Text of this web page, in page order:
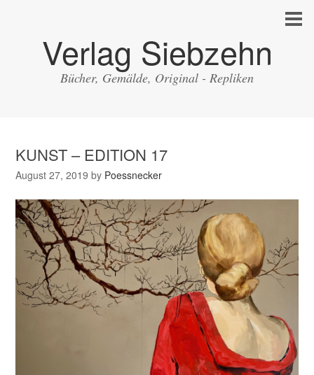
Verlag Siebzehn
Bücher, Gemälde, Original - Repliken
KUNST – EDITION 17
August 27, 2019 by Poessnecker